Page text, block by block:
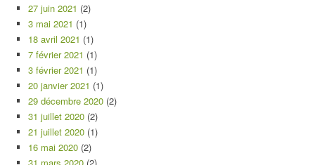
27 juin 2021 (2)
3 mai 2021 (1)
18 avril 2021 (1)
7 février 2021 (1)
3 février 2021 (1)
20 janvier 2021 (1)
29 décembre 2020 (2)
31 juillet 2020 (2)
21 juillet 2020 (1)
16 mai 2020 (2)